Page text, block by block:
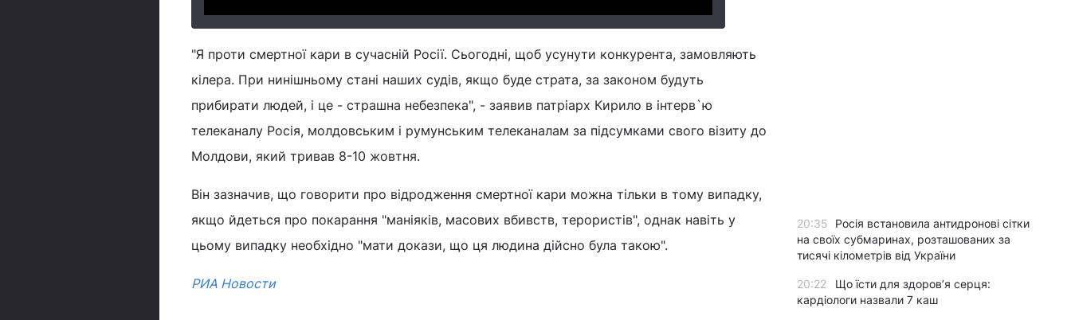
"Я проти смертної кари в сучасній Росії. Сьогодні, щоб усунути конкурента, замовляють
кілера. При нинішньому стані наших судів, якщо буде страта, за законом будуть
прибирати людей, і це - страшна небезпека", - заявив патріарх Кирило в інтерв`ю
телеканалу Росія, молдовським і румунським телеканалам за підсумками свого візиту до
Молдови, який тривав 8-10 жовтня.
Він зазначив, що говорити про відродження смертної кари можна тільки в тому випадку,
якщо йдеться про покарання "маніяків, масових вбивств, терористів", однак навіть у
цьому випадку необхідно "мати докази, що ця людина дійсно була такою".
РИА Новости
20:35
Росія встановила антидронові сітки
на своїх субмаринах, розташованих за
тисячі кілометрів від України
20:22
Що їсти для здоров’я серця:
кардіологи назвали 7 каш